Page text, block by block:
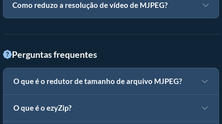
Como reduzo a resolução de vídeo de MJPEG?
Perguntas frequentes
O que é o redutor de tamanho de arquivo MJPEG?
O que é o ezyZip?